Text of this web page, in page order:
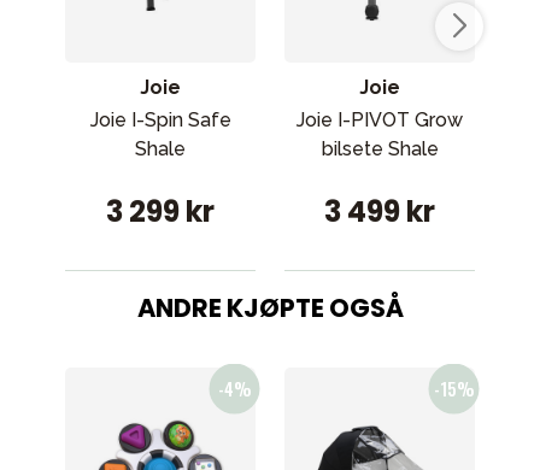
Joie
Joie I-Spin Safe
Shale
3 299 kr
Joie
Joie I-PIVOT Grow
bilsete Shale
3 499 kr
ANDRE KJØPTE OGSÅ